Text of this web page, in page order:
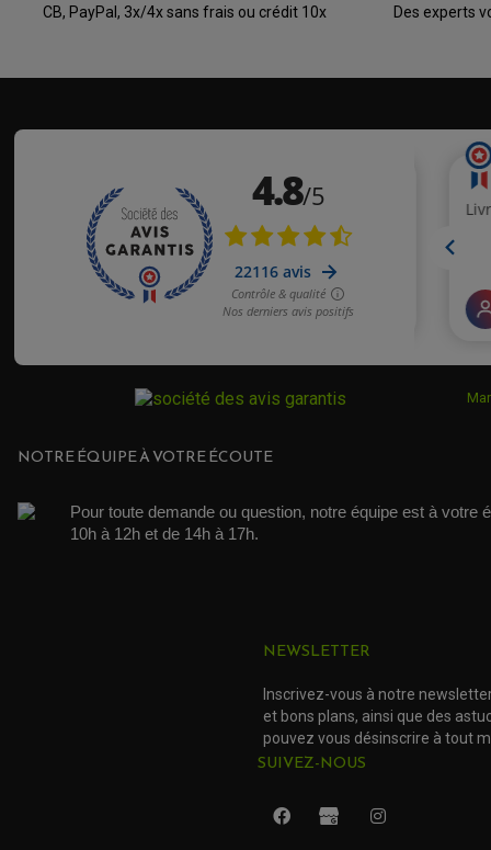
CB, PayPal, 3x/4x sans frais ou crédit 10x Des experts
NOTRE ÉQUIPE À VOTRE ÉCOUTE
Pour toute demande ou question, notre équipe est à votre
10h à 12h et de 14h à 17h.
NEWSLETTER
Inscrivez-vous à notre
et bons plans, ainsi que des
pouvez vous désinscrire à tout
SUIVEZ-NOUS